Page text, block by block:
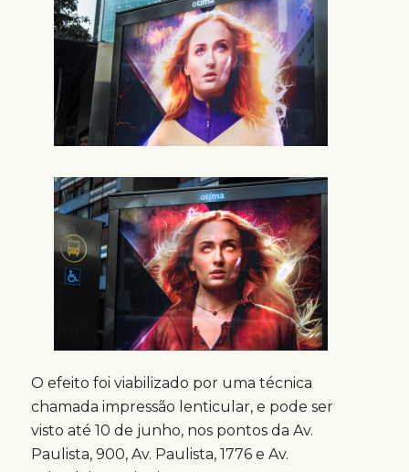
O efeito foi viabilizado por uma técnica
chamada impressão lenticular, e pode ser
visto até 10 de junho, nos pontos da Av.
Paulista, 900, Av. Paulista, 1776 e Av.